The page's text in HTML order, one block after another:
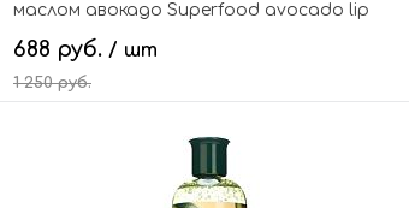
маслом авокадо Superfood avocado lip
balm
688 руб. / шт
1 250 руб.
В корзину